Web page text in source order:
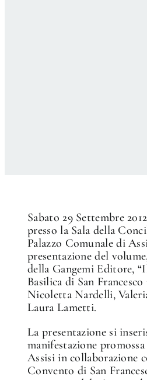
Sabato 29 Settembre
presso la Sala della
Palazzo Comunale di
presentazione del
della Gangemi Editore,
Basilica di San
Nicoletta Nardelli,
Laura Lametti.
La presentazione si
manifestazione
Assisi in collaborazione
Convento di San